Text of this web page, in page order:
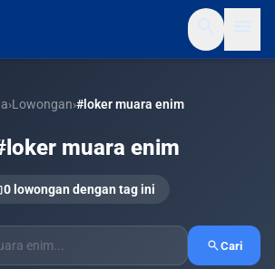
›Lowongan›#loker muara enim
muara enim
0 lowongan dengan tag ini
searchCari